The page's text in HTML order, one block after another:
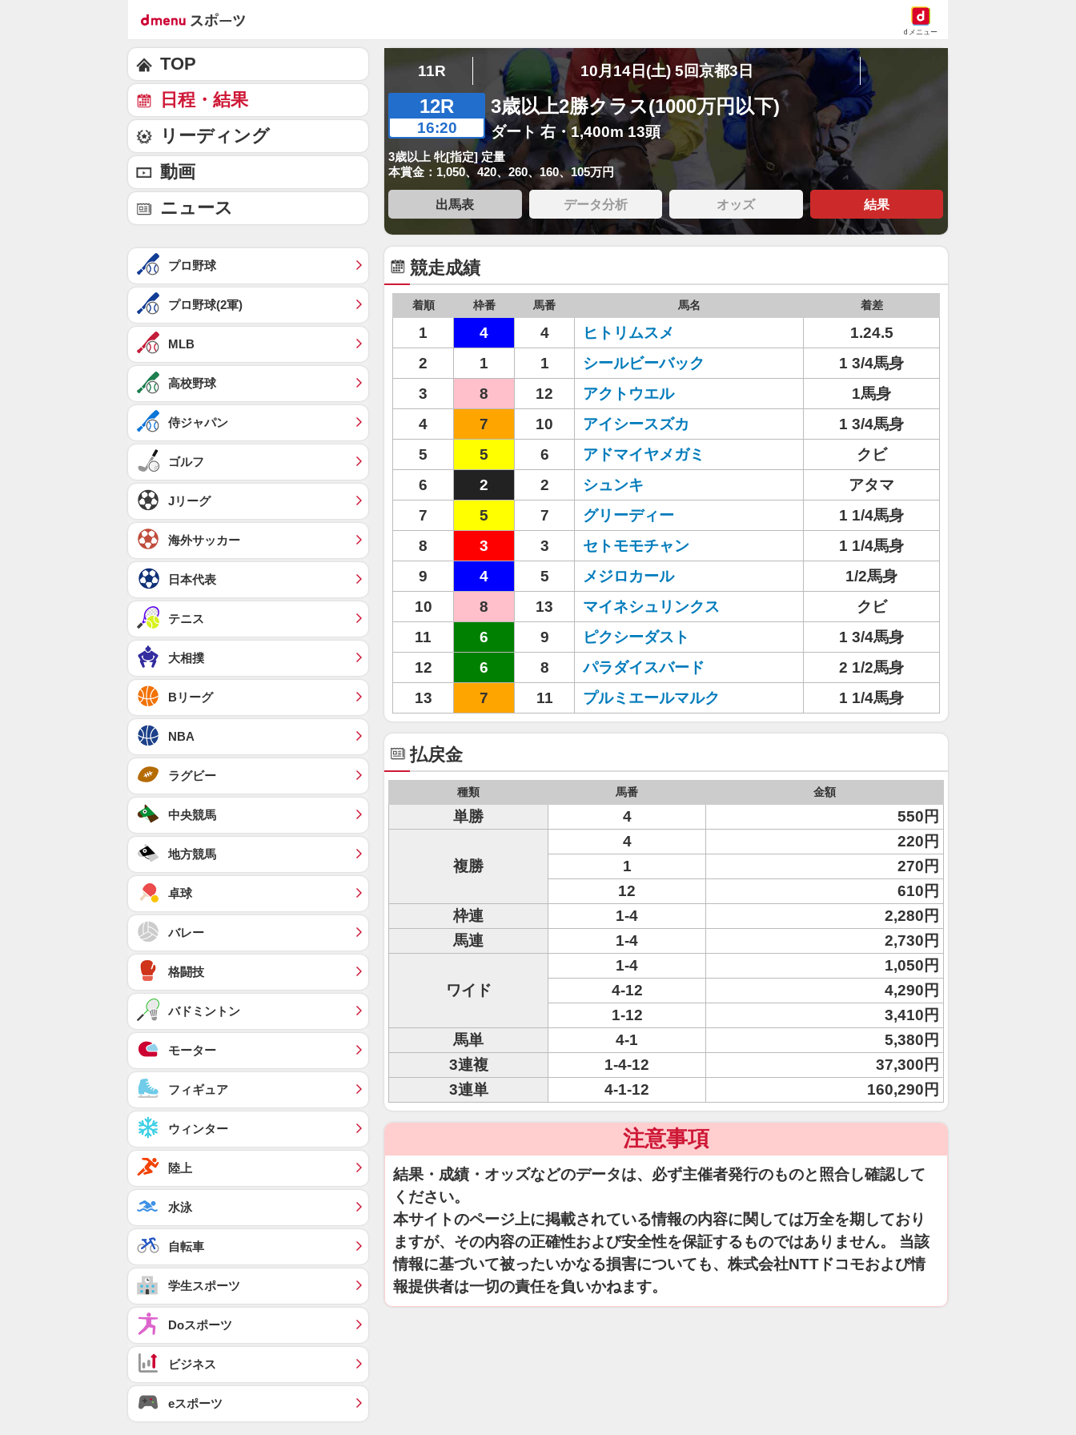
dメニュー
11R 10月14日(土) 5回京都3日
12R
16:20
3歳以上2勝クラス(1000万円以下)
ダート 右・1,400m 13頭
3歳以上 牝[指定] 定量
本賞金：1,050、420、260、160、105万円
出馬表 データ分析 オッズ 結果
競走成績
着順 枠番 馬番 馬名 着差
1 4 4 ヒトリムスメ
1.24.5
2
1 1 シールビーバック
1 3/4馬身
3
8 12 アクトウエル
1馬身
4
7 10 アイシースズカ
1 3/4馬身
5
5 6 アドマイヤメガミ
クビ
6
2 2 シュンキ
アタマ
7
5 7 グリーディー
1 1/4馬身
8
3 3 セトモモチャン
1 1/4馬身
9
4 5 メジロカール
1/2馬身
10
8 13 マイネシュリンクス
クビ
11
6 9 ピクシーダスト
1 3/4馬身
12
6 8 パラダイスバード
2 1/2馬身
13
7 11 プルミエールマルク 1 1/4馬身
払戻金
種類 馬番 金額
単勝 4 550円
複勝
4
220円
1
270円
12
610円
枠連
1-4
2,280円
馬連
1-4 2,730円
ワイド
1-4
1,050円
4-12
4,290円
1-12
3,410円
馬単
4-1
5,380円
3連複
1-4-12
37,300円
3連単
4-1-12 160,290円
注意事項
結果・成績・オッズなどのデータは、必ず主催者発行のものと照合し確認して
ください。
本サイトのページ上に掲載されている情報の内容に関しては万全を期しており
ますが、その内容の正確性および安全性を保証するものではありません。 当該
情報に基づいて被ったいかなる損害についても、株式会社NTTドコモおよび情
報提供者は一切の責任を負いかねます。
TOP
日程・結果
リーディング
動画
ニュース
プロ野球
プロ野球(2軍)
MLB
高校野球
侍ジャパン
ゴルフ
Jリーグ
海外サッカー
日本代表
テニス
大相撲
Bリーグ
NBA
ラグビー
中央競馬
地方競馬
卓球
バレー
格闘技
バドミントン
モーター
フィギュア
ウィンター
陸上
水泳
自転車
学生スポーツ
Doスポーツ
ビジネス
eスポーツ